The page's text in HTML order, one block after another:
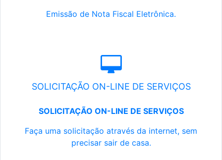
Emissão de Nota Fiscal Eletrônica.
SOLICITAÇÃO ON-LINE DE SERVIÇOS
SOLICITAÇÃO ON-LINE DE SERVIÇOS
Faça uma solicitação através da internet, sem
precisar sair de casa.